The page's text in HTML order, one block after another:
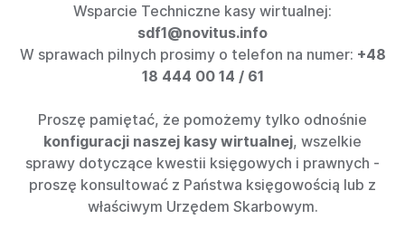
Wsparcie Techniczne kasy wirtualnej:
sdf1@novitus.info
W sprawach pilnych prosimy o telefon na numer: +48
18 444 00 14 / 61
Proszę pamiętać, że pomożemy tylko odnośnie
konfiguracji naszej kasy wirtualnej, wszelkie
sprawy dotyczące kwestii księgowych i prawnych -
proszę konsultować z Państwa księgowością lub z
właściwym Urzędem Skarbowym.